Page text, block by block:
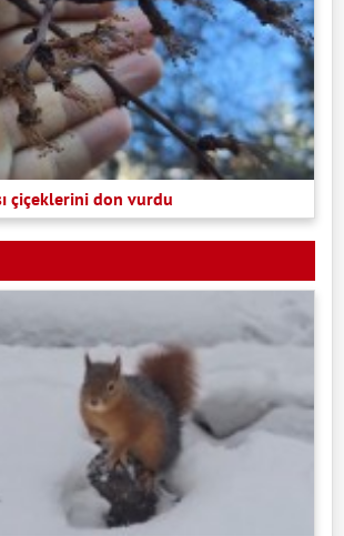
çiçeklerini don vurdu